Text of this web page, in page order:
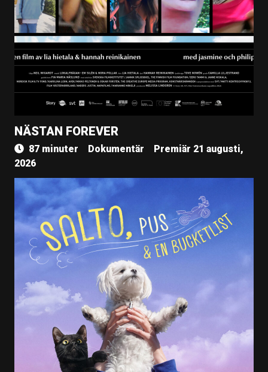
NÄSTAN FOREVER
87 minuter Dokumentär
Premiär 21 augusti,
2026